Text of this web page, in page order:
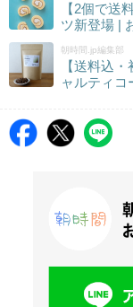
【2個で送
ツ新登場 |
朝時間.jp編集部
【送料込
ャルティコ